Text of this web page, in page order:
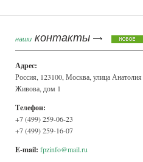
наши контакты
Адрес:
Россия, 123100, Москва, улица Анатолия
Живова, дом 1
Телефон:
+7 (499) 259-06-23
+7 (499) 259-16-07
E-mail: fpzinfo@mail.ru